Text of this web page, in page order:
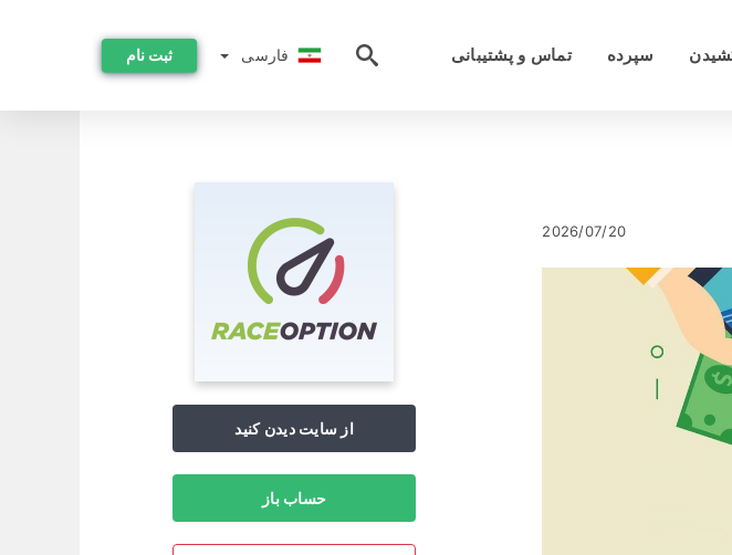
تماس و پشتیبانی سپرده فارسی ثبت نام
2026/07/20
از سایت دیدن کنید
حساب باز